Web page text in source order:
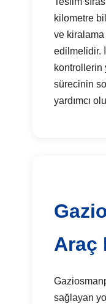
kilometre
ve
edilmelidir.
kontrollerin
sürecinin
yardımcı
Araç
sağlayan